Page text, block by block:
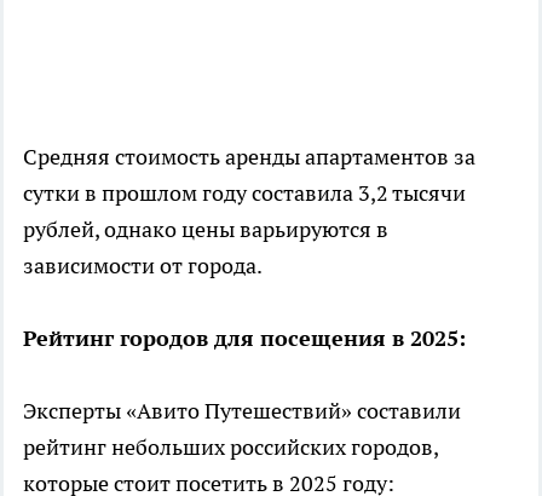
Средняя стоимость аренды апартаментов за
сутки в прошлом году составила 3,2 тысячи
рублей, однако цены варьируются в
зависимости от города.
Рейтинг городов для посещения в 2025:
Эксперты «Авито Путешествий» составили
рейтинг небольших российских городов,
которые стоит посетить в 2025 году: